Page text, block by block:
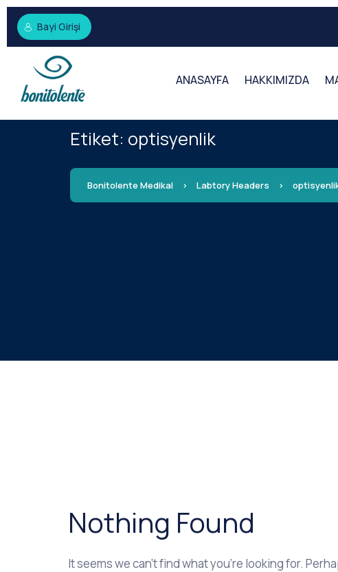
Bayi Girişi
ANASAYFA HAKKIMIZDA
Etiket: optisyenlik
Bonitolente Medikal > Labtory Headers >
Nothing Found
It seems we can’t find what you’re looking for.